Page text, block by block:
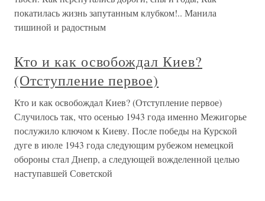
покатилась жизнь запутанным клубком!.. Манила
тишиной и радостным
Кто и как освобождал Киев?
(Отступление первое)
Кто и как освобождал Киев? (Отступление первое)
Случилось так, что осенью 1943 года именно Межигорье
послужило ключом к Киеву. После победы на Курской
дуге в июле 1943 года следующим рубежом немецкой
обороны стал Днепр, а следующей вожделенной целью
наступавшей Советской